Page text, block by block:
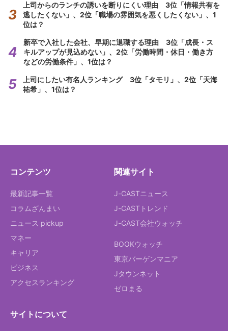
上司からのランチの誘いを断りにくい理由 3位「情報共有を
逃したくない」、2位「職場の雰囲気を悪くしたくない」、1
位は？
新卒で入社した会社、早期に退職する理由 3位「成長・ス
キルアップが見込めない」、2位「労働時間・休日・働き方
などの労働条件」、1位は？
上司にしたい有名人ランキング 3位「タモリ」、2位「天海
祐希」、1位は？
コンテンツ
最新記事一覧
コラムざんまい
ニュース pickup
マネー
キャリア
ビジネス
アクセスランキング
関連サイト
J-CASTニュース
J-CASTトレンド
J-CAST会社ウォッチ
BOOKウォッチ
東京バーゲンマニア
Jタウンネット
ゼロまる
サイトについて